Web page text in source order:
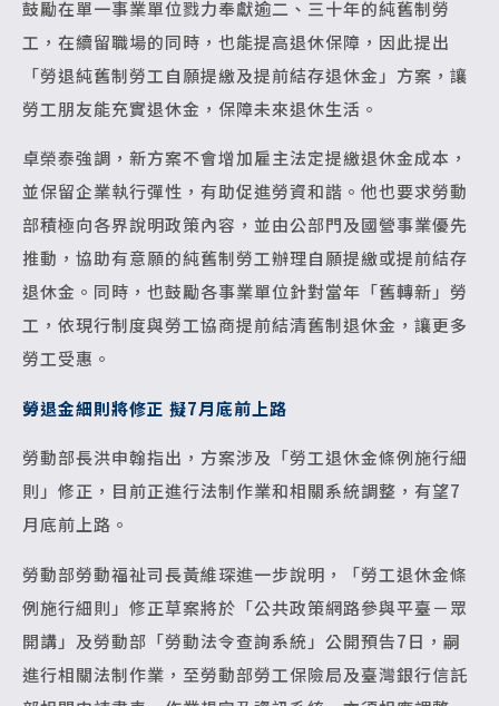
鼓勵在單一事業單位戮力奉獻逾二、三十年的純舊制勞
工，在續留職場的同時，也能提高退休保障，因此提出
「勞退純舊制勞工自願提繳及提前結存退休金」方案，讓
勞工朋友能充實退休金，保障未來退休生活。
卓榮泰強調，新方案不會增加雇主法定提繳退休金成本，
並保留企業執行彈性，有助促進勞資和諧。他也要求勞動
部積極向各界說明政策內容，並由公部門及國營事業優先
推動，協助有意願的純舊制勞工辦理自願提繳或提前結存
退休金。同時，也鼓勵各事業單位針對當年「舊轉新」勞
工，依現行制度與勞工協商提前結清舊制退休金，讓更多
勞工受惠。
勞退金細則將修正 擬7月底前上路
勞動部長洪申翰指出，方案涉及「勞工退休金條例施行細
則」修正，目前正進行法制作業和相關系統調整，有望7
月底前上路。
勞動部勞動福祉司長黃維琛進一步說明，「勞工退休金條
例施行細則」修正草案將於「公共政策網路參與平臺－眾
開講」及勞動部「勞動法令查詢系統」公開預告7日，嗣
進行相關法制作業，至勞動部勞工保險局及臺灣銀行信託